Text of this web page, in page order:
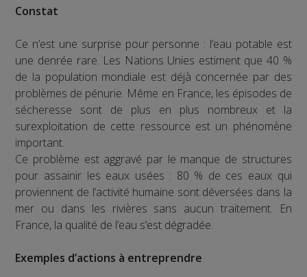
Constat
Ce n’est une surprise pour personne : l’eau potable est
une denrée rare. Les Nations Unies estiment que 40 %
de la population mondiale est déjà concernée par des
problèmes de pénurie. Même en France, les épisodes de
sécheresse sont de plus en plus nombreux et la
surexploitation de cette ressource est un phénomène
important.
Ce problème est aggravé par le manque de structures
pour assainir les eaux usées : 80 % de ces eaux qui
proviennent de l’activité humaine sont déversées dans la
mer ou dans les rivières sans aucun traitement. En
France, la qualité de l’eau s’est dégradée.
Exemples d’actions à entreprendre